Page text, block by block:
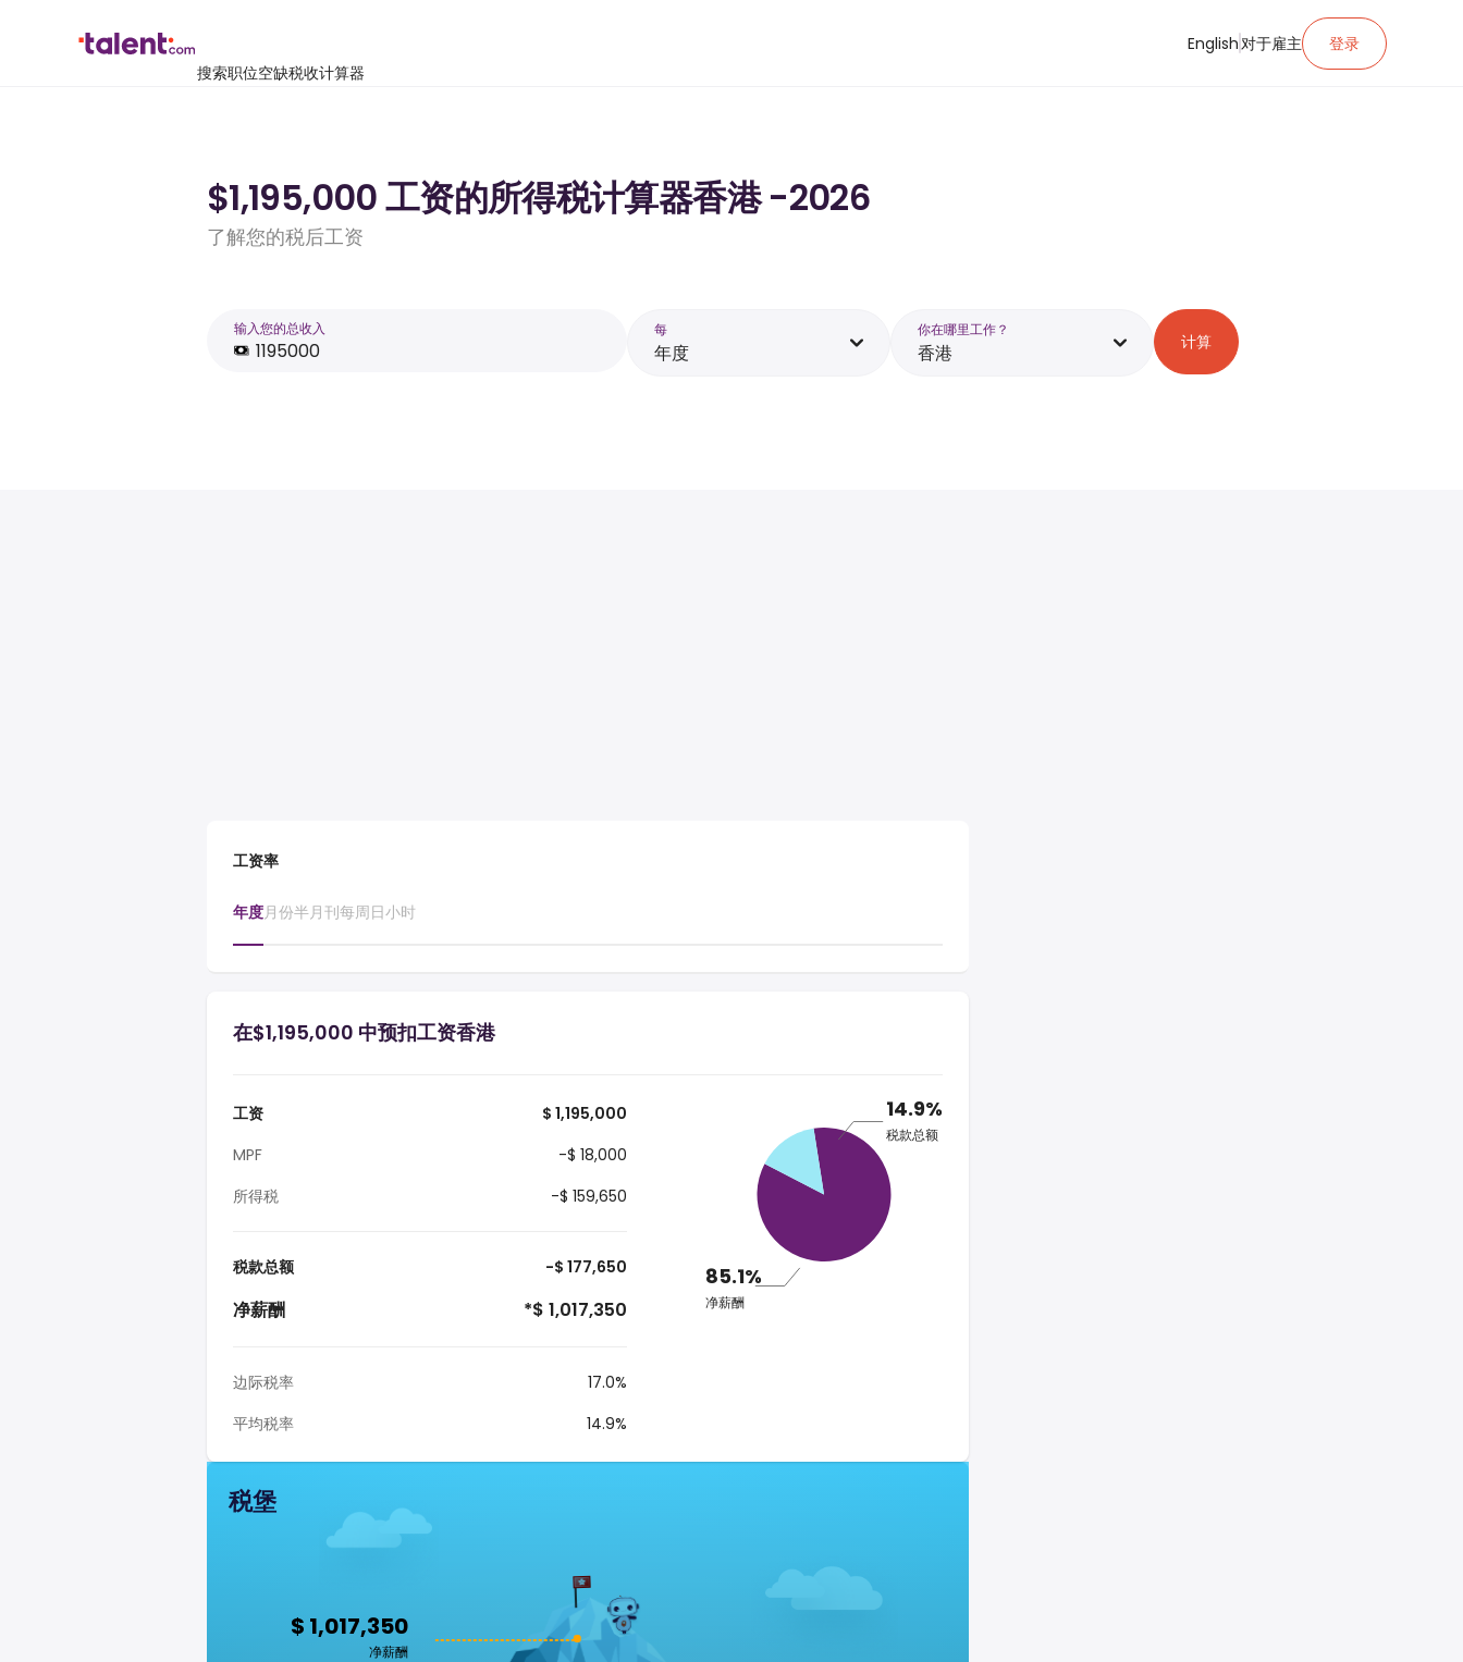
搜索职位空缺税收计算器
English对于雇主 登录
$1,195,000 工资的所得税计算器香港 -2026
了解您的税后工资
输入您的总收入 每
年度
你在哪里工作？
香港 计算
工资率
年度月份半月刊每周日小时
在$1,195,000 中预扣工资香港
工资
$ 1,195,000
MPF
-$ 18,000
所得税
-$ 159,650
税款总额 -$ 177,650
净薪酬 *$ 1,017,350
边际税率
17.0%
平均税率
14.9%
14.9%
税款总额
85.1%
净薪酬
税堡
$ 1,017,350
净薪酬